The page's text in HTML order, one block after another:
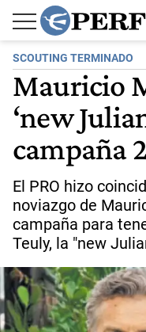
SCOUTING TERMINADO
Mauricio
‘new
campaña
El PRO hizo
noviazgo de
campaña para
Teuly, la "new